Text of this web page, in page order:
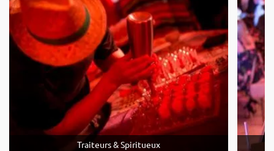
Traiteurs & Spiritueux